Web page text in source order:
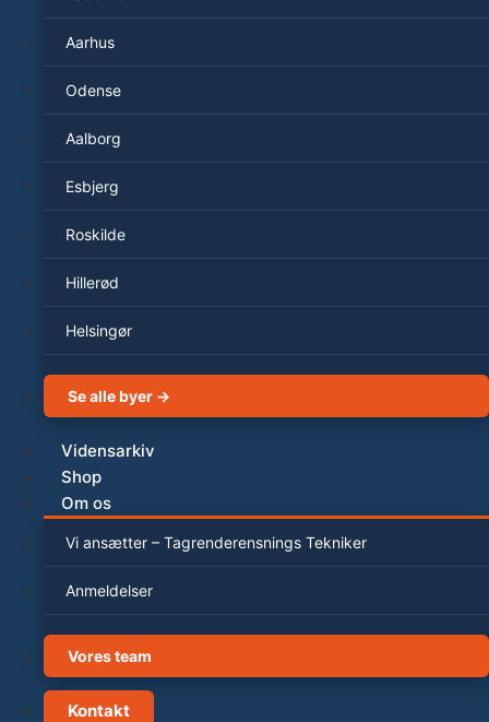
Aarhus
Odense
Aalborg
Esbjerg
Roskilde
Hillerød
Helsingør
Se alle byer →
Vidensarkiv
Shop
Om os
Vi ansætter – Tagrenderensnings Tekniker
Anmeldelser
Vores team
Kontakt